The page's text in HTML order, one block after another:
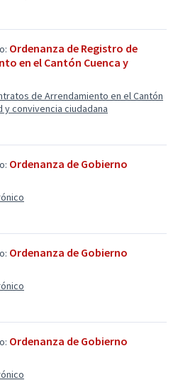
Ordenanza de Registro de
en el Cantón Cuenca y
de Arrendamiento en el Cantón
y convivencia ciudadana
Ordenanza de Gobierno
Ordenanza de Gobierno
Ordenanza de Gobierno